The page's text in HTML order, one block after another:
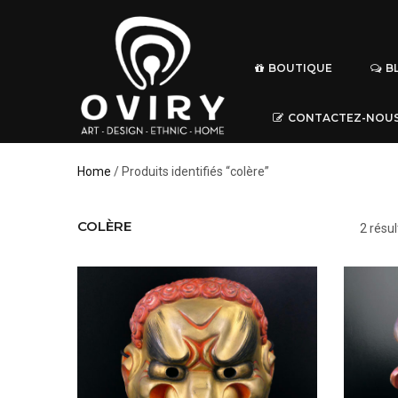
BOUTIQUE
CONTACTEZ-
Home / Produits identifiés “colère”
COLÈRE 2